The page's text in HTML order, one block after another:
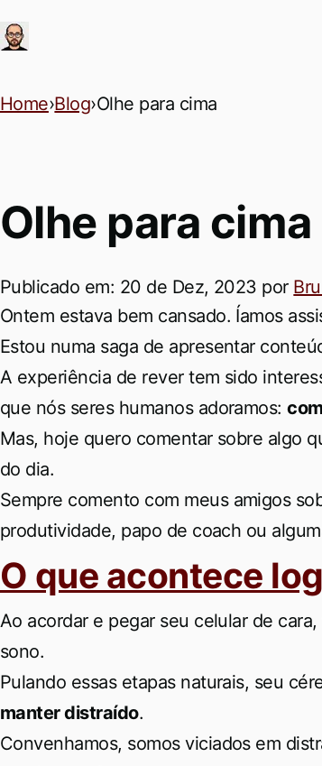
Ir para conteúdo principal
Home›Blog›Olhe para cima
Olhe para cima
Publicado em: 20 de Dez, 2023 por
Permalink
Ontem estava bem cansado. Íamos
Estou numa saga de apresentar
A experiência de rever tem sido
que nós seres humanos adoramos:
Mas, hoje quero comentar sobre algo
do dia.
Sempre comento com meus amigos
produtividade, papo de coach ou
O que acontece
Ao acordar e pegar seu celular de
sono.
Pulando essas etapas naturais, seu
manter distraído.
Convenhamos, somos viciados em